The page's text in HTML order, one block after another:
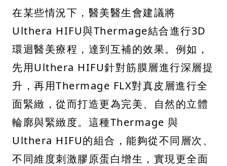
在某些情況下，醫美醫生會建議將
Ulthera HIFU與Thermage結合進行3D
環迴醫美療程，達到互補的效果。例如，
先用Ulthera HIFU針對筋膜層進行深層提
升，再用Thermage FLX對真皮層進行全
面緊緻，從而打造更為完美、自然的立體
輪廓與緊緻度。這種Thermage 與
Ulthera HIFU的組合，能夠從不同層次、
不同維度刺激膠原蛋白增生，實現更全面